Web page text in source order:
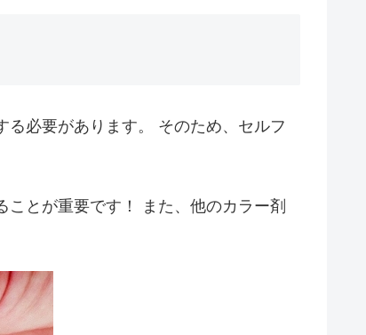
必要があります。 そのため、セルフ
とが重要です！ また、他のカラー剤